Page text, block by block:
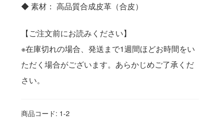
◆ 素材： 高品質合成皮革（合皮）
【ご注文前にお読みください】
※在庫切れの場合、発送まで1週間ほどお時間をい
ただく場合がございます。あらかじめご了承くだ
さい。
商品コード: 1-2